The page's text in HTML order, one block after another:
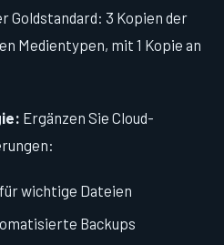
Goldstandard: 3 Kopien der
Medientypen, mit 1 Kopie an
Ergänzen Sie Cloud-
wichtige Dateien
Backups